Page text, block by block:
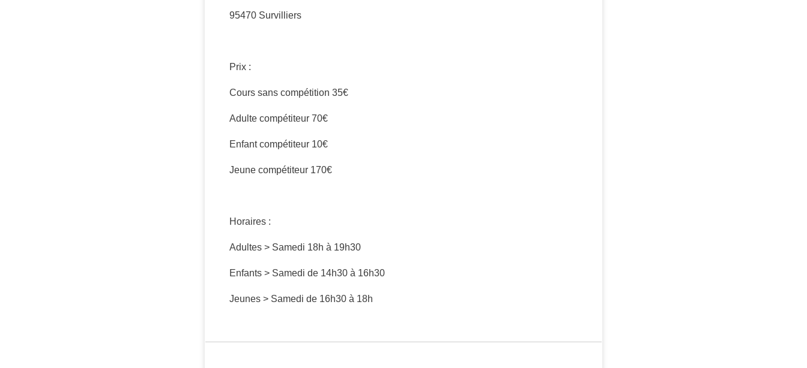
95470 Survilliers
Prix :
Cours sans compétition 35€
Adulte compétiteur 70€
Enfant compétiteur 10€
Jeune compétiteur 170€
Horaires :
Adultes > Samedi 18h à 19h30
Enfants > Samedi de 14h30 à 16h30
Jeunes > Samedi de 16h30 à 18h